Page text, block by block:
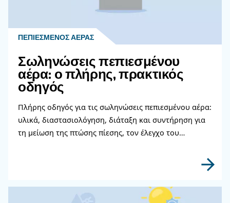
Επικοινωνήστε με τους
μας
Χρειάζεστε περισσότερες πληροφορίες για τα
μας; Συμπληρώστε αυτή τη φόρμα με όσο το
επικοινωνήσουν μαζί σας το συντομότερο